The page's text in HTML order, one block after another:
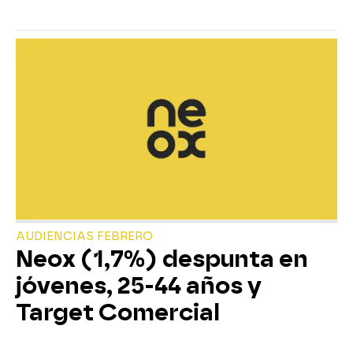
AUDIENCIAS FEBRERO
Neox (1,7%) despunta en
jóvenes, 25-44 años y
Target Comercial